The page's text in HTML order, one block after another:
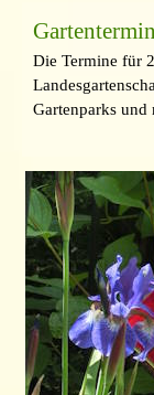
Die Termine für
Gartenparks und